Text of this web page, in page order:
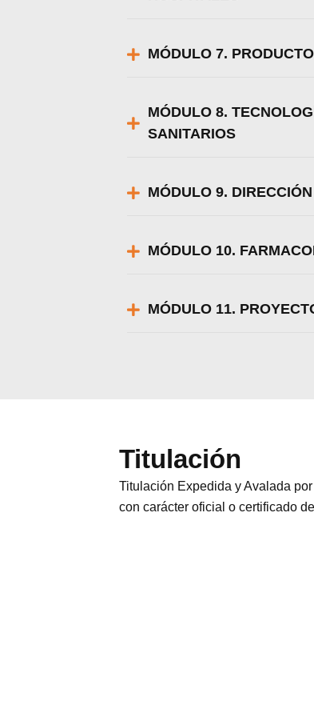
MÓDULO 7.
MÓDULO 8.
SANITARIOS
MÓDULO 9.
MÓDULO 10.
MÓDULO 11.
Titulación
Titulación Expedida y Avalada
con carácter oficial o certificado